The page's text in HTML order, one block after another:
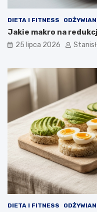
DIETA I FITNESS
Jakie makro na
25 lipca 2026
DIETA I FITNESS